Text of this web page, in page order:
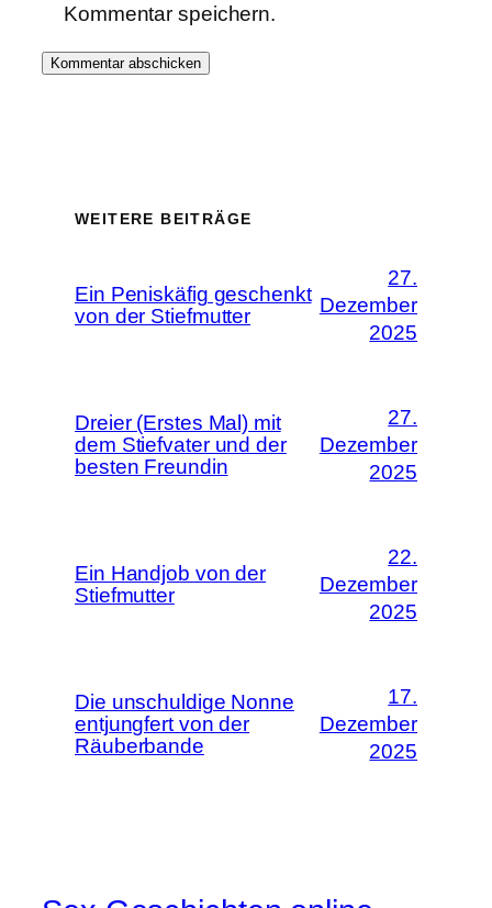
Kommentar speichern.
WEITERE BEITRÄGE
Ein Peniskäfig geschenkt
von der Stiefmutter
27.
Dezember
2025
Dreier (Erstes Mal) mit
dem Stiefvater und der
besten Freundin
27.
Dezember
2025
Ein Handjob von der
Stiefmutter
22.
Dezember
2025
Die unschuldige Nonne
entjungfert von der
Räuberbande
17.
Dezember
2025